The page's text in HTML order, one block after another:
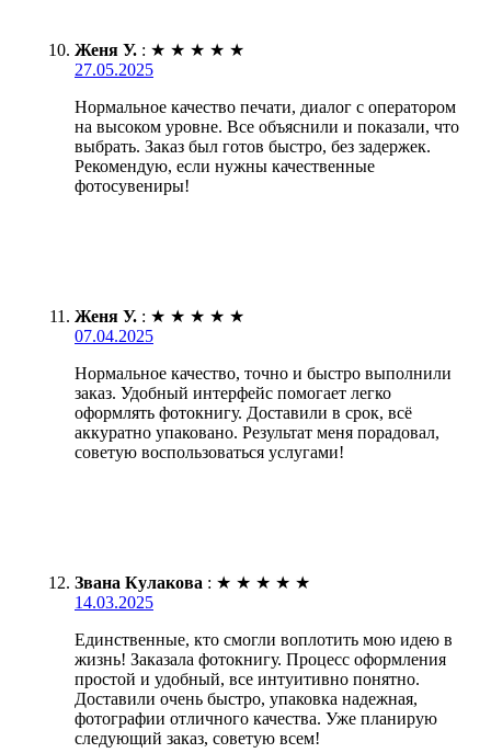
Женя У. : ★ ★ ★ ★ ★
27.05.2025
Нормальное качество печати, диалог с оператором
на высоком уровне. Все объяснили и показали, что
выбрать. Заказ был готов быстро, без задержек.
Рекомендую, если нужны качественные
фотосувениры!
Женя У. : ★ ★ ★ ★ ★
07.04.2025
Нормальное качество, точно и быстро выполнили
заказ. Удобный интерфейс помогает легко
оформлять фотокнигу. Доставили в срок, всё
аккуратно упаковано. Результат меня порадовал,
советую воспользоваться услугами!
Звана Кулакова : ★ ★ ★ ★ ★
14.03.2025
Единственные, кто смогли воплотить мою идею в
жизнь! Заказала фотокнигу. Процесс оформления
простой и удобный, все интуитивно понятно.
Доставили очень быстро, упаковка надежная,
фотографии отличного качества. Уже планирую
следующий заказ, советую всем!